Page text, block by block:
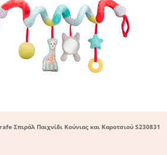
Σπιράλ Παιχνίδι Κούνιας και Καροτσιού S230831